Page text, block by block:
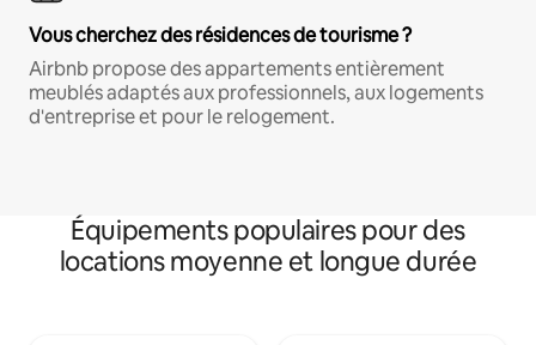
Vous cherchez des résidences de tourisme ?
Airbnb propose des appartements entièrement
meublés adaptés aux professionnels, aux logements
d'entreprise et pour le relogement.
Équipements populaires pour des
locations moyenne et longue durée